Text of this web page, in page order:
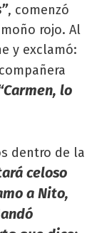
, comenzó
rojo. Al
y exclamó:
lo
dentro de la
celoso
a Nito,